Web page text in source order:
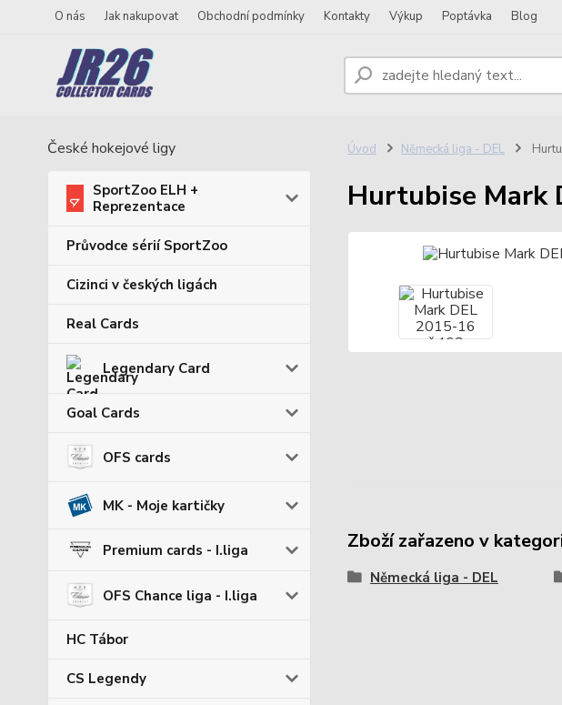
O nás Jak nakupovat Obchodní podmínky Kontakty Výkup Poptávka Blog
České hokejové ligy
SportZoo ELH +
Reprezentace
Průvodce sérií SportZoo
Cizinci v českých ligách
Real Cards
Legendary Card
Goal Cards
OFS cards
MK - Moje kartičky
Premium cards - I.liga
OFS Chance liga - I.liga
HC Tábor
CS Legendy
Úvod Německá liga - DEL
Hurtubise Mark
Zboží zařazeno v
Německá liga - DEL